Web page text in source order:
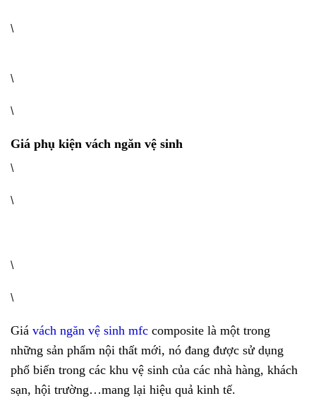
\
\
\
Giá phụ kiện vách ngăn vệ sinh
\
\
\
\
Giá vách ngăn vệ sinh mfc composite là một trong
những sản phẩm nội thất mới, nó đang được sử dụng
phổ biến trong các khu vệ sinh của các nhà hàng, khách
sạn, hội trường…mang lại hiệu quả kinh tế.